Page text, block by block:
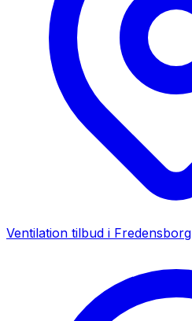
Ventilation tilbud i Fredensborg